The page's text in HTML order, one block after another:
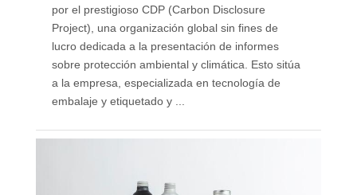
por el prestigioso CDP (Carbon Disclosure
Project), una organización global sin fines de
lucro dedicada a la presentación de informes
sobre protección ambiental y climática. Esto sitúa
a la empresa, especializada en tecnología de
embalaje y etiquetado y ...